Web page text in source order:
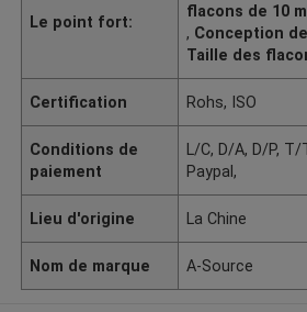
Le point fort:
flacons de 10
, Conception
Taille des
Certification Rohs, ISO
Conditions de
paiement
L/C, D/A, D/P, T/
Paypal,
Lieu d'origine La Chine
Nom de marque A-Source